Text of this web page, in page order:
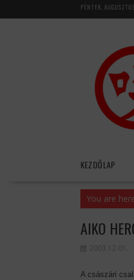
to
PÉNTEK,
KEZDŐLAP
You are
AIKO
2003.12.01.
A császári